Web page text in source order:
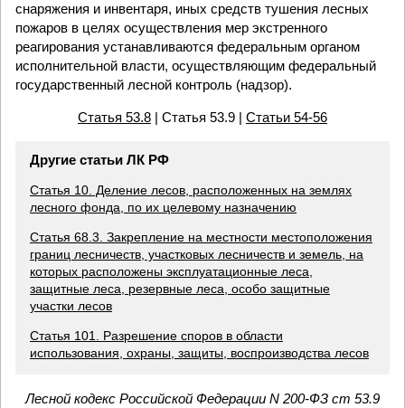
снаряжения и инвентаря, иных средств тушения лесных
пожаров в целях осуществления мер экстренного
реагирования устанавливаются федеральным органом
исполнительной власти, осуществляющим федеральный
государственный лесной контроль (надзор).
Статья 53.8| Статья 53.9 | Статьи 54-56
Другие статьи ЛК РФ
Статья 10. Деление лесов, расположенных на землях
лесного фонда, по их целевому назначению
Статья 68.3. Закрепление на местности местоположения
границ лесничеств, участковых лесничеств и земель, на
которых расположены эксплуатационные леса,
защитные леса, резервные леса, особо защитные
участки лесов
Статья 101. Разрешение споров в области
использования, охраны, защиты, воспроизводства лесов
Лесной кодекс Российской Федерации N 200-ФЗ ст 53.9